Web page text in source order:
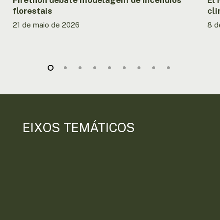
florestais
21 de maio de 2026 8
EIXOS TEMÁTICOS